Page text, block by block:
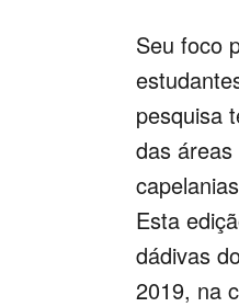
Seu foco
pesquisa
das
Esta
dádivas
2019, na